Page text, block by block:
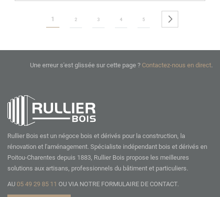
PageVous lisez actuellement la page
1 Page
2 Page
3 Page
4 Page
5
Une erreur s'est glissée sur cette page ? Contactez-nous en direct.
Rullier Bois est un négoce bois et dérivés pour la construction, la
rénovation et l'aménagement. Spécialiste indépendant bois et dérivés en
Poitou-Charentes depuis 1883, Rullier Bois propose les meilleures
solutions aux artisans, professionnels du bâtiment et particuliers.
AU 05 49 29 85 11 OU VIA NOTRE FORMULAIRE DE CONTACT.